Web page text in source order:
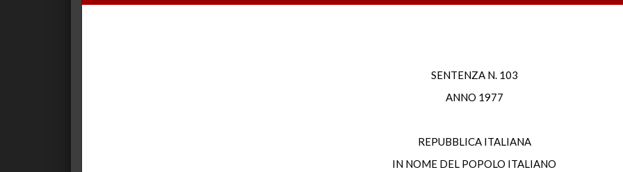
SENTENZA N. 103
ANNO 1977
REPUBBLICA ITALIANA
IN NOME DEL POPOLO ITALIANO